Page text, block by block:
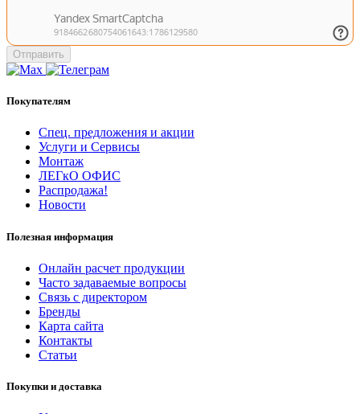
Отправить
Покупателям
Спец. предложения и акции
Услуги и Сервисы
Монтаж
ЛЕГкО ОФИС
Распродажа!
Новости
Полезная информация
Онлайн расчет продукции
Часто задаваемые вопросы
Связь с директором
Бренды
Карта сайта
Контакты
Статьи
Покупки и доставка